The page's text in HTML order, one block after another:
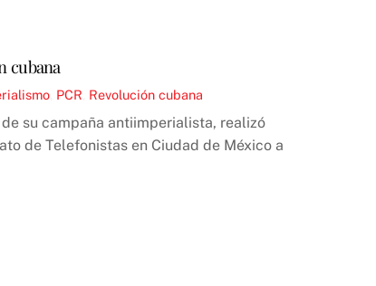
cubana
PCR Revolución cubana
su campaña antiimperialista, realizó
de Telefonistas en Ciudad de México a